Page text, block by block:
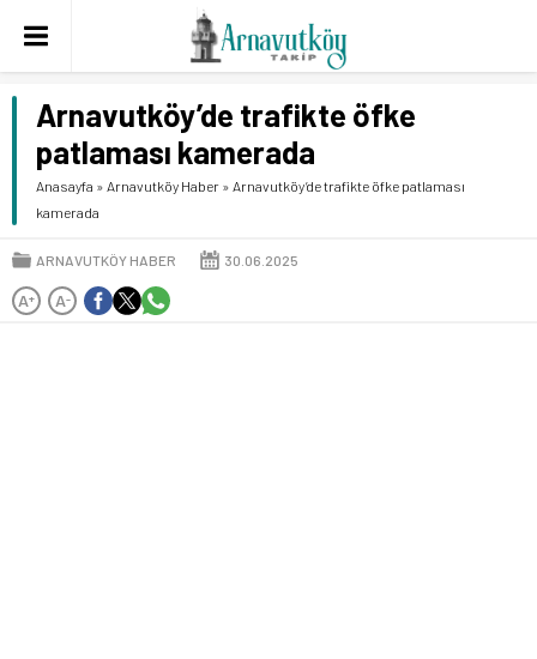
Arnavutköy’de trafikte öfke
patlaması kamerada
Anasayfa » Arnavutköy Haber » Arnavutköy’de trafikte öfke patlaması
kamerada
ARNAVUTKÖY HABER 30.06.2025
A+ A-